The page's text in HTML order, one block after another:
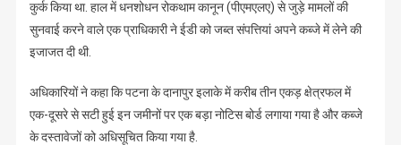
कुर्क किया था. हाल में धनशोधन रोकथाम कानून (पीएमएलए) से जुड़े मामलों की
सुनवाई करने वाले एक प्राधिकारी ने ईडी को जब्त संपत्तियां अपने कब्जे में लेने की
इजाजत दी थी.
अधिकारियों ने कहा कि पटना के दानापुर इलाके में करीब तीन एकड़ क्षेत्रफल में
एक-दूसरे से सटी हुई इन जमीनों पर एक बड़ा नोटिस बोर्ड लगाया गया है और कब्जे
के दस्तावेजों को अधिसूचित किया गया है.